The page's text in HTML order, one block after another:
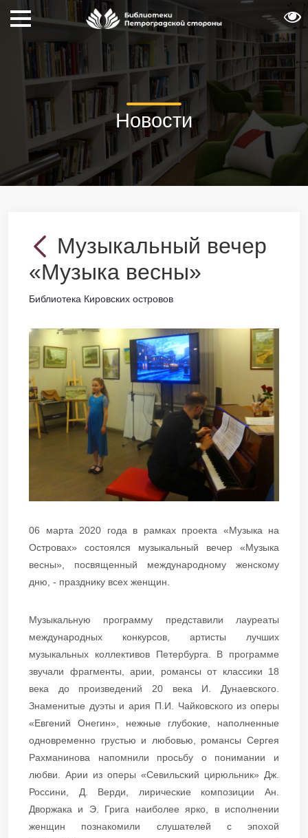
Новости
Музыкальный вечер
«Музыка весны»
Библиотека Кировских островов
06 марта 2020 года в рамках проекта «Музыка на
Островах» состоялся музыкальный вечер «Музыка
весны», посвященный международному женскому
дню, - празднику всех женщин.
Музыкальную программу представили лауреаты
международных конкурсов, артисты лучших
музыкальных коллективов Петербурга. В программе
звучали фрагменты, арии, романсы от классики 18
века до произведений 20 века И. Дунаевского.
Знаменитые дуэты и ария П.И. Чайковского из оперы
«Евгений Онегин», нежные глубокие, наполненные
одновременно грустью и любовью, романсы Сергея
Рахманинова напомнили просьбу о понимании и
любви. Арии из оперы «Севильский цирюльник» Дж.
Россини, Д. Верди, лирические композиции Ан.
Дворжака и Э. Грига наиболее ярко, в исполнении
женщин познакомили слушателей с эпохой